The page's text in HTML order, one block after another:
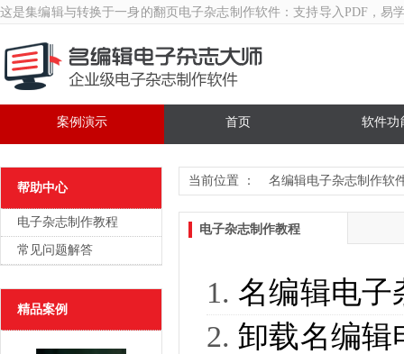
这是集编辑与转换于一身的翻页 电子杂志制作软件 ：支持导入PDF，易
首页
案例演示 软件功
帮助中心
电子杂志制作教程
常见问题解答
精品案例
当前位置 ： 名编辑电子杂志制作软
电子杂志制作教程
名编辑电子
卸载名编辑